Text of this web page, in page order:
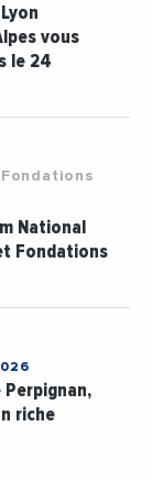
vous
le 24
National
Fondations
riche